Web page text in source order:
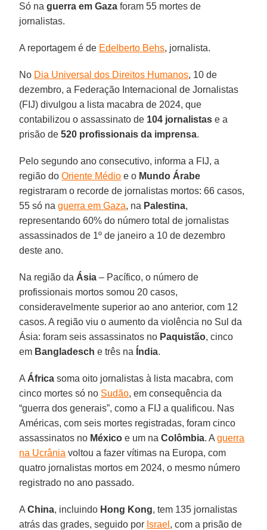
Só naguerra em Gaza foram 55 mortes de
jornalistas.
A reportagem é de Edelberto Behs, jornalista.
No Dia Universal dos Direitos Humanos, 10 de
dezembro, a Federação Internacional de Jornalistas
(FIJ) divulgou a lista macabra de 2024, que
contabilizou o assassinato de 104 jornalistas e a
prisão de520 profissionais da imprensa.
Pelo segundo ano consecutivo, informa a FIJ, a
região doOriente Médio e o Mundo Árabe
registraram o recorde de jornalistas mortos: 66 casos,
55 só naguerra em Gaza, na Palestina,
representando 60% do número total de jornalistas
assassinados de 1º de janeiro a 10 de dezembro
deste ano.
Na região da Ásia – Pacífico, o número de
profissionais mortos somou 20 casos,
consideravelmente superior ao ano anterior, com 12
casos. A região viu o aumento da violência no Sul da
Ásia: foram seis assassinatos no Paquistão, cinco
em Bangladesch e três na Índia.
A África soma oito jornalistas à lista macabra, com
cinco mortes só no Sudão, em consequência da
“guerra dos generais”, como a FIJ a qualificou. Nas
Américas, com seis mortes registradas, foram cinco
assassinatos no México e um naColômbia. Aguerra
na Ucrânia voltou a fazer vítimas na Europa, com
quatro jornalistas mortos em 2024, o mesmo número
registrado no ano passado.
AChina, incluindo Hong Kong, tem 135 jornalistas
atrás das grades, seguido por Israel , com a prisão de